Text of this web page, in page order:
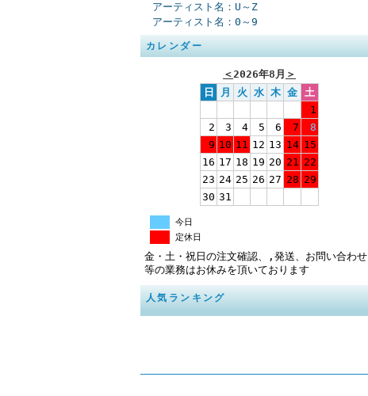
アーティスト名：U～Z
アーティスト名：0～9
カレンダー
＜2026年8月 ＞
日
月 火 水 木 金 土
1
2
3 4 5 6 7
8
9 10 11 12 13 14 15
16 17 18 19 20 21 22
23 24 25 26 27 28 29
30 31
今日
定休日
金・土・祝日の注文確認、,発送、お問い合わせ
等の業務はお休みを頂いております
人気ランキング